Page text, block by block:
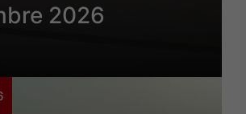
2026